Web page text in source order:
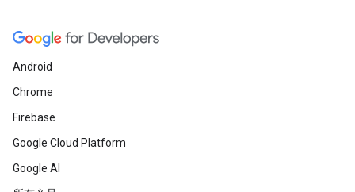
Android
Chrome
Firebase
Google Cloud Platform
Google AI